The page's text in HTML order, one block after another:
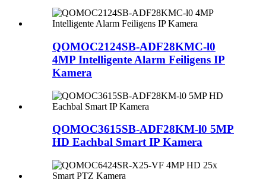
QOMOC2124SB-ADF28KMC-l0
4MP Intelligente Alarm Feiligens IP
Kamera
QOMOC3615SB-ADF28KM-l0 5MP
HD Eachbal Smart IP Kamera